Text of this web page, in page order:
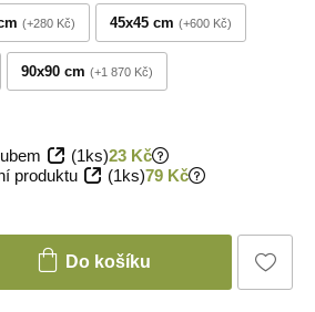
+280 Kč 45x45 cm +600 Kč
90x90 cm +1 870 Kč
(1ks)23 Kč
produktu
(1ks)79 Kč
Do košíku